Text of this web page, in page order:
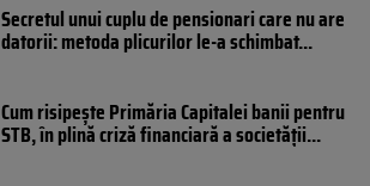
Secretul unui cuplu de pensionari care nu are
datorii: metoda plicurilor le-a schimbat...
Cum risipește Primăria Capitalei banii pentru
STB, în plină criză financiară a societății...